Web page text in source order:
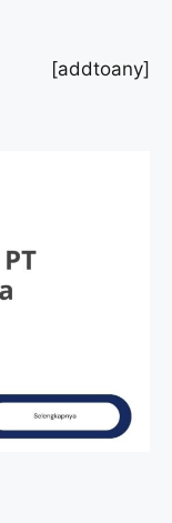
[addtoany]